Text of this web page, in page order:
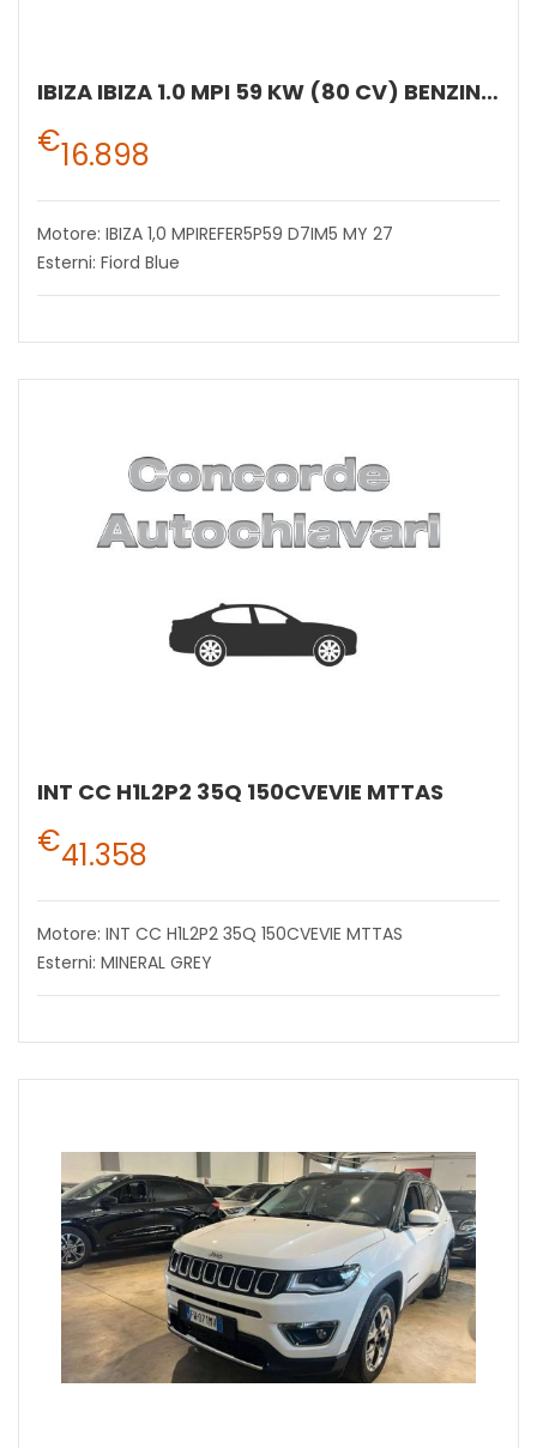
IBIZA IBIZA 1.0 MPI 59 KW (80 CV) BENZINA MANUALE 5 MARCE 2WD
€16.898
Motore: IBIZA 1,0 MPIREFER5P59 D7IM5 MY 27
Esterni: Fiord Blue
INT CC H1L2P2 35Q 150CVEVIE MTTAS
€41.358
Motore: INT CC H1L2P2 35Q 150CVEVIE MTTAS
Esterni: MINERAL GREY